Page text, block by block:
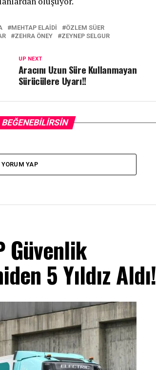
MEHTAP ELAIDI
ÖZLEM SÜER
ZEHRA ÖNEY ZEYNEP SELGUR
UP NEXT
Aracını Uzun Süre Kullanmayan
Sürücülere Uyarı!!
YAP
Güvenlik
5 Yıldız Aldı!